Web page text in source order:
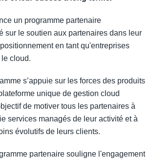
un programme partenaire
sur le soutien aux partenaires dans leur
en tant qu'entreprises
cloud.
s’appuie sur les forces des produits
unique de gestion cloud
de motiver tous les partenaires à
services managés de leur activité et à
évolutifs de leurs clients.
partenaire souligne l'engagement